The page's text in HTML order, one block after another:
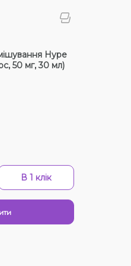
Hype
50 ​​мг, 30 мл)
В 1 клік